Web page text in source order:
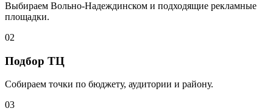
Выбираем Вольно-Надеждинском и подходящие рекламные
площадки.
02
Подбор ТЦ
Собираем точки по бюджету, аудитории и району.
03